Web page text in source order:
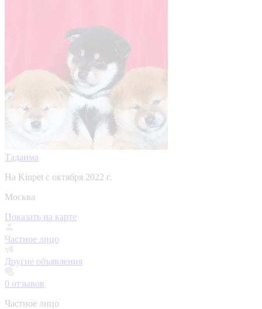
Тадаима
На Kinpet c октября 2022 г.
Москва
Показать на карте
Частное лицо
Другие объявления
0 отзывов
Частное лицо